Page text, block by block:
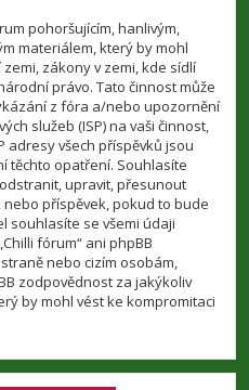
pohoršujícím, hanlivým,
materiálem, který by mohl
zákony v zemi, kde sídlí
právo. Tato činnost může
z fóra a/nebo upozornění
služeb (ISP) na vaši činnost,
adresy všech příspěvků jsou
těchto opatření. Souhlasíte
upravit, přesunout
příspěvek, pokud to bude
souhlasíte se všemi údaji
fórum“ ani phpBB
nebo cizím osobám,
zodpovědnost za jakýkoliv
by mohl vést ke kompromitaci